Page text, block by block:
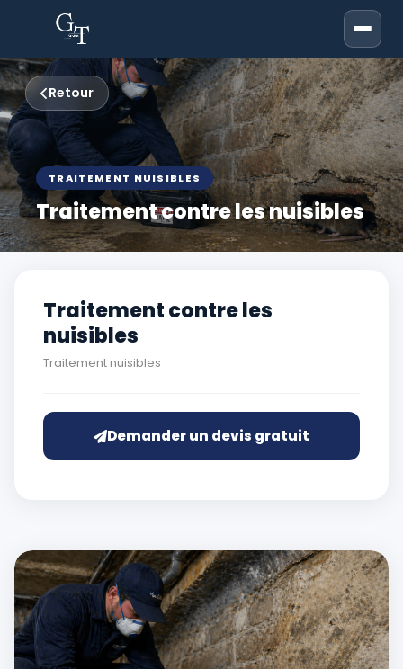
Retour
TRAITEMENT NUISIBLES
Traitement contre les nuisibles
Traitement contre les
nuisibles
Traitement nuisibles
Demander un devis gratuit